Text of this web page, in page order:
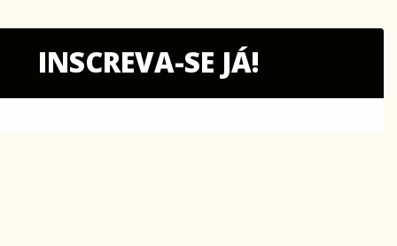
INSCREVA-SE JÁ!